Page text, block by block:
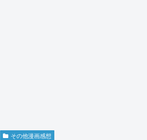
その他漫画感想